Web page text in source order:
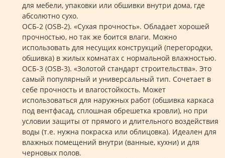
для мебели, упаковки или обшивки внутри дома, где
абсолютно сухо.
ОСБ-2 (OSB-2). «Сухая прочность». Обладает хорошей
прочностью, но так же боится влаги. Можно
использовать для несущих конструкций (перегородки,
обшивка) в жилых комнатах с нормальной влажностью.
ОСБ-3 (OSB-3). «Золотой стандарт строительства». Это
самый популярный и универсальный тип. Сочетает в
себе прочность и влагостойкость. Может
использоваться для наружных работ (обшивка каркаса
под вентфасад, сплошная обрешетка кровли), но при
условии защиты от прямого и длительного воздействия
воды (т.е. нужна покраска или облицовка). Идеален для
влажных помещений внутри (ванные, кухни) и для
черновых полов.